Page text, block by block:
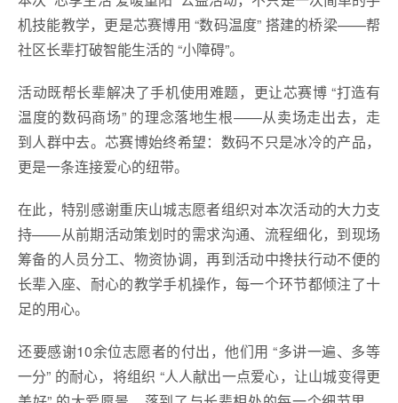
机技能教学，更是芯赛博用 “数码温度” 搭建的桥梁——帮
社区长辈打破智能生活的 “小障碍”。
活动既帮长辈解决了手机使用难题，更让芯赛博 “打造有
温度的数码商场” 的理念落地生根——从卖场走出去，走
到人群中去。芯赛博始终希望：数码不只是冰冷的产品，
更是一条连接爱心的纽带。
在此，特别感谢重庆山城志愿者组织对本次活动的大力支
持——从前期活动策划时的需求沟通、流程细化，到现场
筹备的人员分工、物资协调，再到活动中搀扶行动不便的
长辈入座、耐心的教学手机操作，每一个环节都倾注了十
足的用心。
还要感谢10余位志愿者的付出，他们用 “多讲一遍、多等
一分” 的耐心，将组织 “人人献出一点爱心，让山城变得更